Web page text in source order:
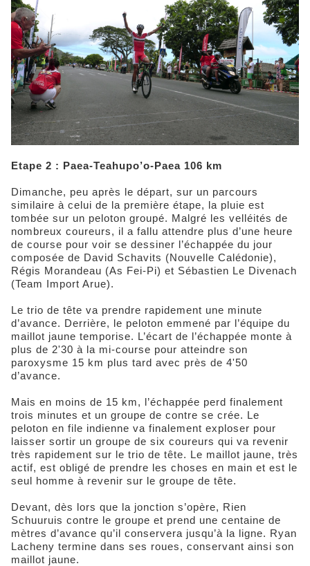
Etape 2 : Paea-Teahupo’o-Paea 106 km
Dimanche, peu après le départ, sur un parcours
similaire à celui de la première étape, la pluie est
tombée sur un peloton groupé. Malgré les velléités de
nombreux coureurs, il a fallu attendre plus d’une heure
de course pour voir se dessiner l’échappée du jour
composée de David Schavits (Nouvelle Calédonie),
Régis Morandeau (As Fei-Pi) et Sébastien Le Divenach
(Team Import Arue).
Le trio de tête va prendre rapidement une minute
d’avance. Derrière, le peloton emmené par l’équipe du
maillot jaune temporise. L’écart de l’échappée monte à
plus de 2'30 à la mi-course pour atteindre son
paroxysme 15 km plus tard avec près de 4'50
d’avance.
Mais en moins de 15 km, l’échappée perd finalement
trois minutes et un groupe de contre se crée. Le
peloton en file indienne va finalement exploser pour
laisser sortir un groupe de six coureurs qui va revenir
très rapidement sur le trio de tête. Le maillot jaune, très
actif, est obligé de prendre les choses en main et est le
seul homme à revenir sur le groupe de tête.
Devant, dès lors que la jonction s’opère, Rien
Schuuruis contre le groupe et prend une centaine de
mètres d’avance qu’il conservera jusqu’à la ligne. Ryan
Lacheny termine dans ses roues, conservant ainsi son
maillot jaune.